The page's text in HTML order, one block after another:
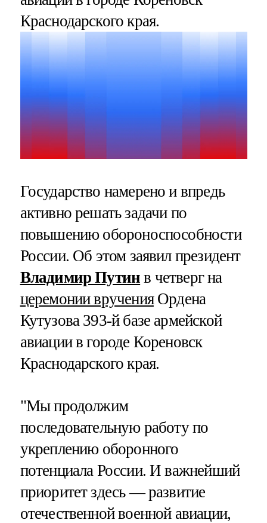
Краснодарского края.
Государство намерено и впредь
активно решать задачи по
повышению обороноспособности
России. Об этом заявил президент
Владимир Путин в четверг на
церемонии врученияОрдена
Кутузова 393-й базе армейской
авиации в городе Кореновск
Краснодарского края.
"Мы продолжим
последовательную работу по
укреплению оборонного
потенциала России. И важнейший
приоритет здесь — развитие
отечественной военной авиации,